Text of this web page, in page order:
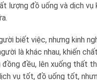
lượng đồ uống và dịch vụ
biết việc, nhưng kinh
là khác nhau, khiến
đồng đều, lên xuống thất
vụ tốt, đồ uống tốt,